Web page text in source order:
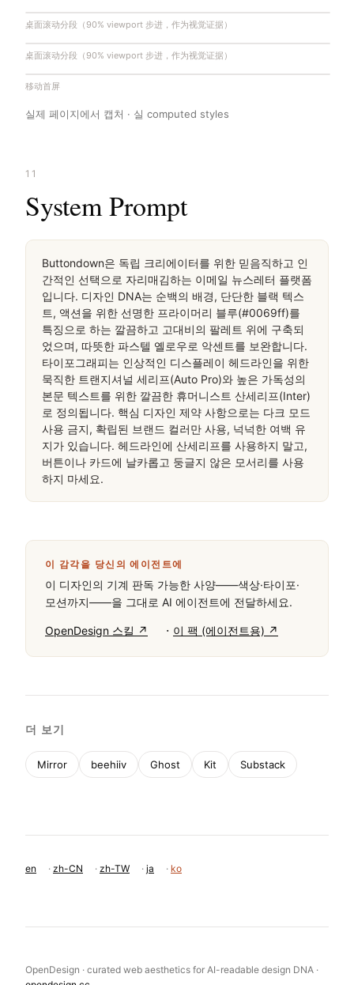
桌面滚动分段（90% viewport 步进，作为视觉证据）
桌面滚动分段（90% viewport 步进，作为视觉证据）
실제 페이지에서 캡처 · 실 computed styles
System Prompt
트, 액션을 위한 선명한 프라이머리 블루(#0069ff)를